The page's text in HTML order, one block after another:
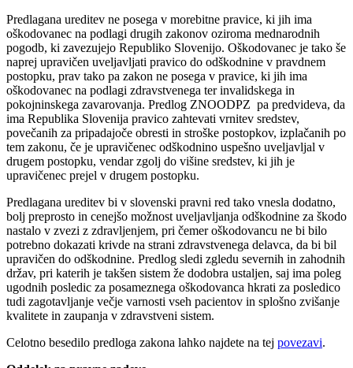
Predlagana ureditev ne posega v morebitne pravice, ki jih ima
oškodovanec na podlagi drugih zakonov oziroma mednarodnih
pogodb, ki zavezujejo Republiko Slovenijo. Oškodovanec je tako še
naprej upravičen uveljavljati pravico do odškodnine v pravdnem
postopku, prav tako pa zakon ne posega v pravice, ki jih ima
oškodovanec na podlagi zdravstvenega ter invalidskega in
pokojninskega zavarovanja. Predlog ZNOODPZ pa predvideva, da
ima Republika Slovenija pravico zahtevati vrnitev sredstev,
povečanih za pripadajoče obresti in stroške postopkov, izplačanih po
tem zakonu, če je upravičenec odškodnino uspešno uveljavljal v
drugem postopku, vendar zgolj do višine sredstev, ki jih je
upravičenec prejel v drugem postopku.
Predlagana ureditev bi v slovenski pravni red tako vnesla dodatno,
bolj preprosto in cenejšo možnost uveljavljanja odškodnine za škodo
nastalo v zvezi z zdravljenjem, pri čemer oškodovancu ne bi bilo
potrebno dokazati krivde na strani zdravstvenega delavca, da bi bil
upravičen do odškodnine. Predlog sledi zgledu severnih in zahodnih
držav, pri katerih je takšen sistem že dodobra ustaljen, saj ima poleg
ugodnih posledic za posameznega oškodovanca hkrati za posledico
tudi zagotavljanje večje varnosti vseh pacientov in splošno zvišanje
kvalitete in zaupanja v zdravstveni sistem.
Celotno besedilo predloga zakona lahko najdete na tej povezavi.